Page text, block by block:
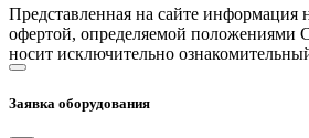
Представленная на сайте информация
офертой, определяемой положениями
носит исключительно
Заявка оборудования